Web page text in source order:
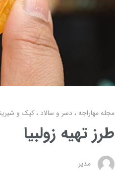
مجله مهاراجه دسر و سالاد کیک و
طرز تهیه زولبیا
مدیر